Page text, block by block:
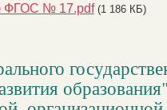
ФГОС № 17.pdf (1 186 КБ)